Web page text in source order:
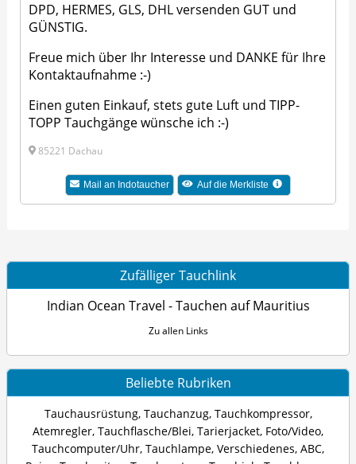
DPD, HERMES, GLS, DHL versenden GUT und
GÜNSTIG.
Freue mich über Ihr Interesse und DANKE für Ihre
Kontaktaufnahme :-)
Einen guten Einkauf, stets gute Luft und TIPP-
TOPP Tauchgänge wünsche ich :-)
85221 Dachau
Mail an Indotaucher Auf die Merkliste
Zufälliger Tauchlink
Indian Ocean Travel - Tauchen auf Mauritius
Zu allen Links
Beliebte Rubriken
Tauchausrüstung, Tauchanzug, Tauchkompressor,
Atemregler, Tauchflasche/Blei, Tarierjacket, Foto/Video,
Tauchcomputer/Uhr, Tauchlampe, Verschiedenes, ABC,